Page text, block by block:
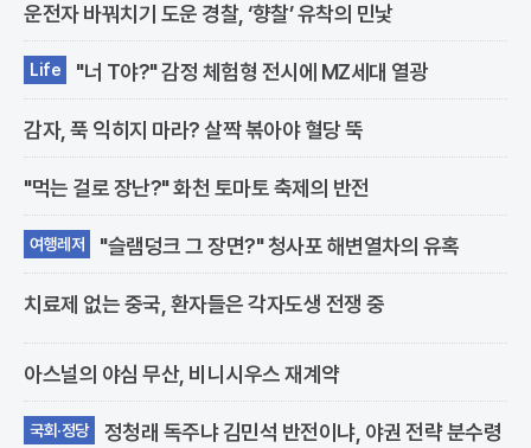
운전자 바꿔치기 도운 경찰, ‘향찰’ 유착의 민낯
Life "너 T야?" 감정 체험형 전시에 MZ세대 열광
감자, 푹 익히지 마라? 살짝 볶아야 혈당 뚝
"먹는 걸로 장난?" 화천 토마토 축제의 반전
여행레저 "슬램덩크 그 장면?" 청사포 해변열차의 유혹
치료제 없는 중국, 환자들은 각자도생 전쟁 중
아스널의 야심 무산, 비니시우스 재계약
국회·정당 정청래 독주냐 김민석 반전이냐, 야권 전략 분수령